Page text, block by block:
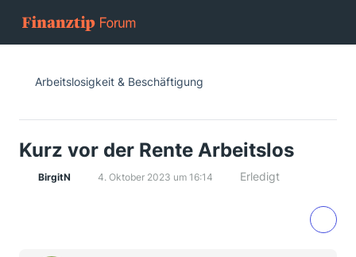
Arbeitslosigkeit & Beschäftigung
Kurz vor der Rente Arbeitslos
BirgitN 4. Oktober 2023 um 16:14 Erledigt